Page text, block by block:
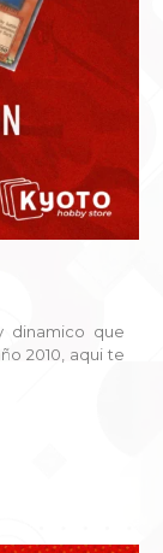
dinamico que
2010, aqui te